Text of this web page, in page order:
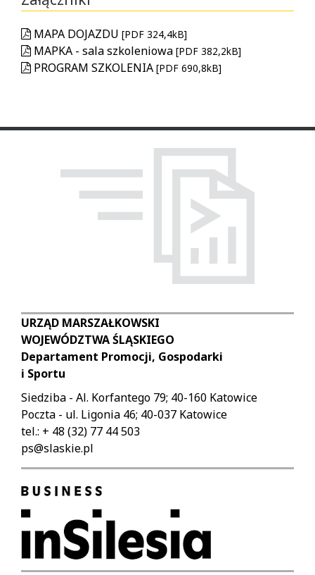
MAPA DOJAZDU [PDF 324,4kB]
MAPKA - sala szkoleniowa [PDF 382,2kB]
PROGRAM SZKOLENIA [PDF 690,8kB]
URZĄD MARSZAŁKOWSKI
WOJEWÓDZTWA ŚLĄSKIEGO
Departament Promocji, Gospodarki
i Sportu
Siedziba - Al. Korfantego 79; 40-160 Katowice
Poczta - ul. Ligonia 46; 40-037 Katowice
tel.: + 48 (32) 77 44 503
ps@slaskie.pl